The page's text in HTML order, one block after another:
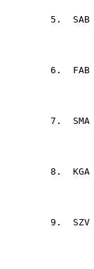
5. SAB
6. FAB
7. SMA
8. KGA
9. SZV